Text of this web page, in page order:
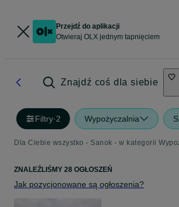
Przejdź do aplikacji
Otwieraj OLX jednym tapnięciem
Znajdź coś dla siebie
Filtry·2 Wypożyczalnia
Dla Ciebie wszystko - Sanok - w kategorii
ZNALEŹLIŚMY 28 OGŁOSZEŃ
Jak pozycjonowane są ogłoszenia?